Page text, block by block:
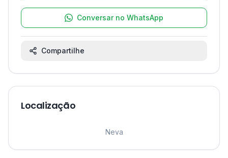
Conversar no WhatsApp
Compartilhe
Localização
Neva